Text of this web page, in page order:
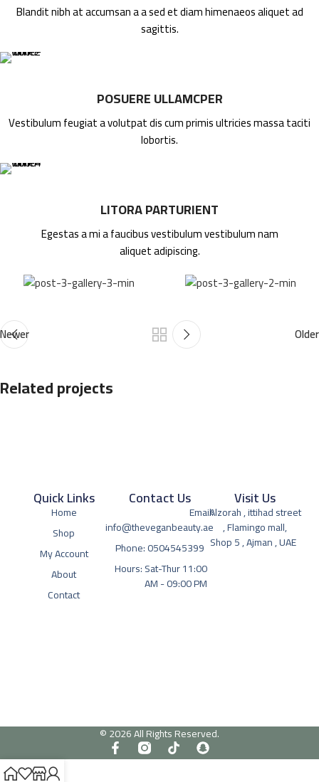
Blandit nibh at accumsan a a sed et diam himenaeos aliquet ad
sagittis.
POSUERE ULLAMCPER
Vestibulum feugiat a volutpat dis cum primis ultricies massa taciti
lobortis.
LITORA PARTURIENT
Egestas a mi a faucibus vestibulum vestibulum nam
aliquet adipiscing.
Newer Older
Related projects
Quick Links
Home
Shop
My Account
About
Contact
Visit Us
Alzorah , ittihad street
, Flamingo mall,
Shop 5 , Ajman , UAE
Contact Us
Email:
info@theveganbeauty.ae
Phone: 0504545399
Hours: Sat-Thur 11:00
AM - 09:00 PM
© 2026 All Rights Reserved.